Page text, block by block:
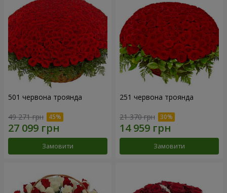
501 червона троянда
49 271 грн
Замовити
251 червона троянда
21 370 грн
Замовити